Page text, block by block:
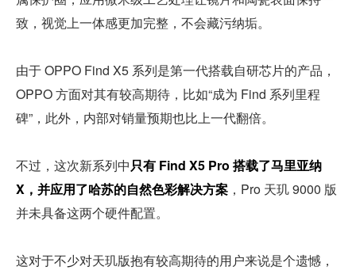
致，视觉上一体感更加完整，不会藏污纳垢。
由于 OPPO Find X5 系列是第一代搭载自研芯片的产品，
OPPO 方面对其有较高期待，比如“成为 Find 系列里程
碑”，此外，内部对销量预期也比上一代翻倍。
不过，这次新系列中只有 Find X5 Pro 搭载了马里亚纳
X，并应用了哈苏的自然色彩解决方案 ，Pro 天玑 9000 版
并未具备这两个硬件配置。
这对于不少对天玑版抱有较高期待的用户来说是个遗憾，